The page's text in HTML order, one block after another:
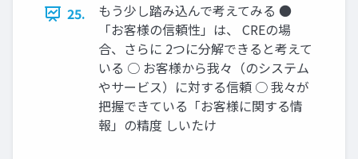
25.
もう少し踏み込んで考えてみる ●
「お客様の信頼性」は、 CREの場
合、さらに 2つに分解できると考えて
いる ○ お客様から我々（のシステム
やサービス）に対する信頼 ○ 我々が
把握できている「お客様に関する情
報」の精度 しいたけ